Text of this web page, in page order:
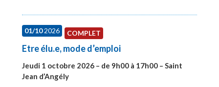
01/102026 COMPLET
Etre élu.e, mode d’emploi
Jeudi 1 octobre 2026 – de 9h00 à 17h00 – Saint
Jean d’Angély